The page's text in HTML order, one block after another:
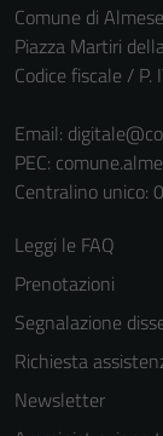
Comune di Almese
Piazza Martiri
Codice fiscale /
Email:
PEC:
Centralino unico:
Leggi le FAQ
Prenotazioni
Segnalazione
Richiesta
Newsletter